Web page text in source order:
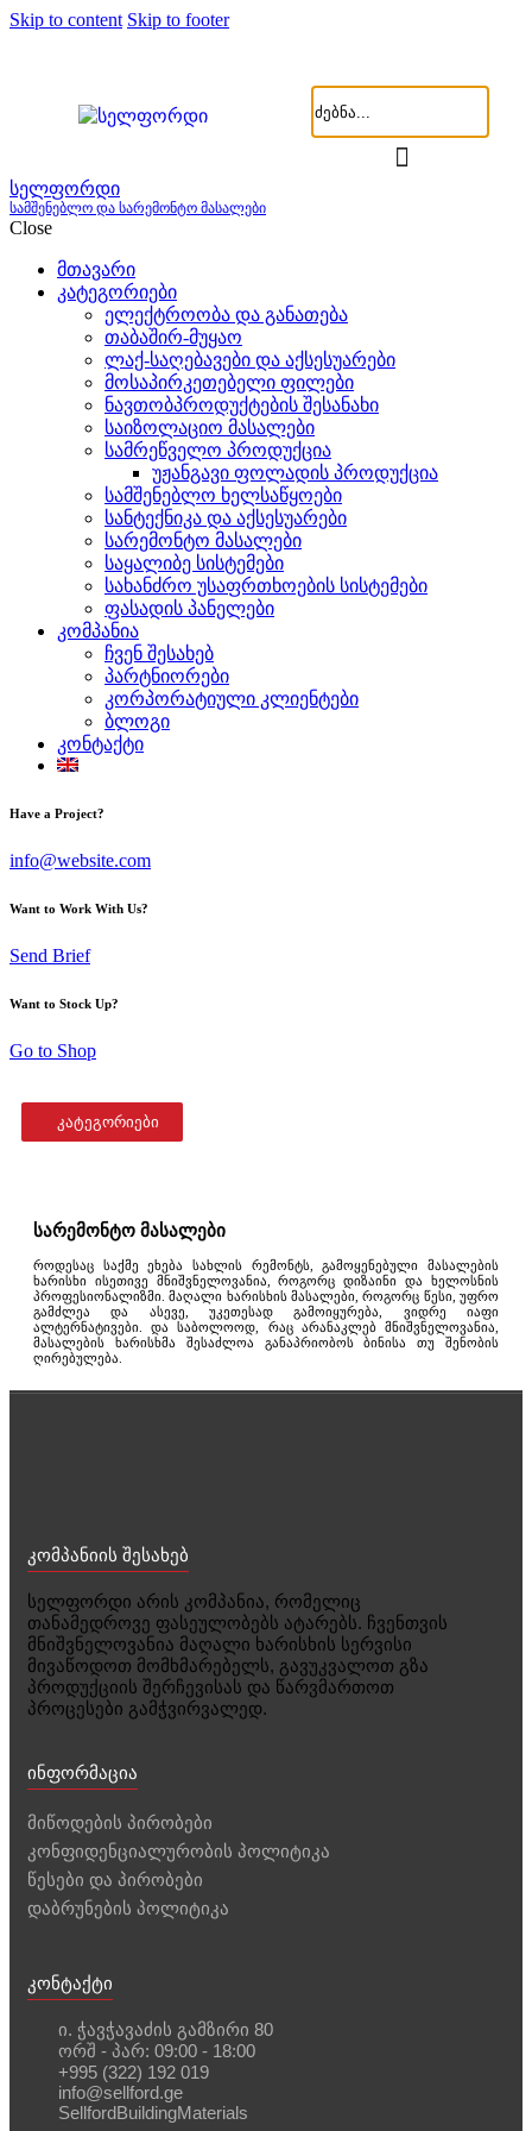
Skip to content Skip to footer
სელფორდი
სამშენებლო და სარემონტო მასალები
Close
მთავარი
კატეგორიები
ელექტროობა და განათება
თაბაშირ-მუყაო
ლაქ-საღებავები და აქსესუარები
მოსაპირკეთებელი ფილები
ნავთობპროდუქტების შესანახი
საიზოლაციო მასალები
სამრეწველო პროდუქცია
უჟანგავი ფოლადის პროდუქცია
სამშენებლო ხელსაწყოები
სანტექნიკა და აქსესუარები
სარემონტო მასალები
საყალიბე სისტემები
სახანძრო უსაფრთხოების სისტემები
ფასადის პანელები
კომპანია
ჩვენ შესახებ
პარტნიორები
კორპორატიული კლიენტები
ბლოგი
კონტაქტი
Have a Project?
info@website.com
Want to Work With Us?
Send Brief
Want to Stock Up?
Go to Shop
კატეგორიები
სარემონტო მასალები
როდესაც საქმე ეხება სახლის რემონტს, გამოყენებული მასალების
ხარისხი ისეთივე მნიშვნელოვანია, როგორც დიზაინი და ხელოსნის
პროფესიონალიზმი. მაღალი ხარისხის მასალები, როგორც წესი, უფრო
გამძლეა და ასევე, უკეთესად გამოიყურება, ვიდრე იაფი
ალტერნატივები. და საბოლოოდ, რაც არანაკლებ მნიშვნელოვანია,
მასალების ხარისხმა შესაძლოა განაპრიობოს ბინისა თუ შენობის
ღირებულება.
კომპანიის შესახებ
სელფორდი არის კომპანია, რომელიც
თანამედროვე ფასეულობებს ატარებს. ჩვენთვის
მნიშვნელოვანია მაღალი ხარისხის სერვისი
მივაწოდოთ მომხმარებელს, გავუკვალოთ გზა
პროდუქციის შერჩევისას და წარვმართოთ
პროცესები გამჭვირვალედ.
ინფორმაცია
მიწოდების პირობები
კონფიდენციალურობის პოლიტიკა
წესები და პირობები
დაბრუნების პოლიტიკა
კონტაქტი
ი. ჭავჭავაძის გამზირი 80
ორშ - პარ: 09:00 - 18:00
+995 (322) 192 019
info@sellford.ge
SellfordBuildingMaterials